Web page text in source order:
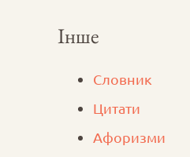
Інше
Словник
Цитати
Афоризми